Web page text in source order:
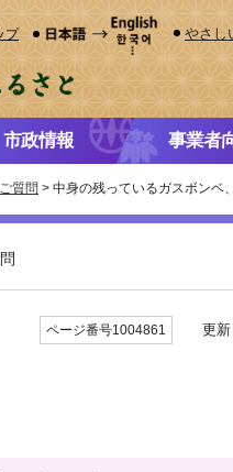
プ やさし
市政情報 事業者
質問 > 中身の残っているガスボンベ
ページ番号1004861 更新